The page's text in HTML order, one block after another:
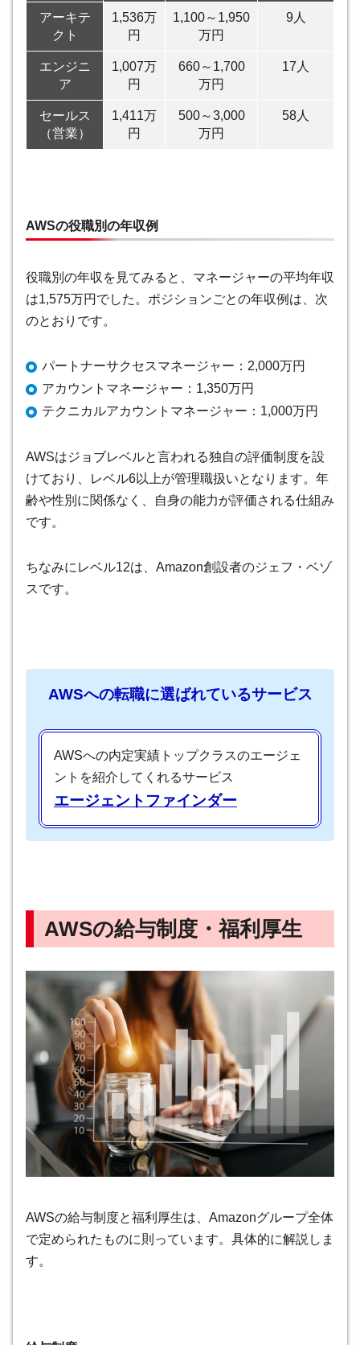
アーキテ
クト
1,536万
円
1,100～1,950
万円
9人
エンジニ
ア
1,007万
円
660～1,700
万円
17人
セールス
（営業）
1,411万
円
500～3,000
万円
58人
AWSの役職別の年収例
役職別の年収を見てみると、マネージャーの平均年収
は1,575万円でした。ポジションごとの年収例は、次
のとおりです。
パートナーサクセスマネージャー：2,000万円
アカウントマネージャー：1,350万円
テクニカルアカウントマネージャー：1,000万円
AWSはジョブレベルと言われる独自の評価制度を設
けており、レベル6以上が管理職扱いとなります。年
齢や性別に関係なく、自身の能力が評価される仕組み
です。
ちなみにレベル12は、Amazon創設者のジェフ・ベゾ
スです。
AWSへの転職に選ばれているサービス
AWSへの内定実績トップクラスのエージェ
ントを紹介してくれるサービス
エージェントファインダー
AWSの給与制度・福利厚生
AWSの給与制度と福利厚生は、Amazonグループ全体
で定められたものに則っています。具体的に解説しま
す。